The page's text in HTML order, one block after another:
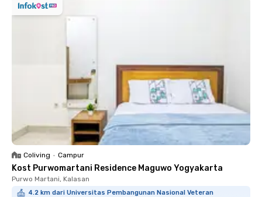
Coliving • Campur
Kost Purwomartani Residence Maguwo Yogyakarta
Purwo Martani, Kalasan
4.2 km dari Universitas Pembangunan Nasional Veteran